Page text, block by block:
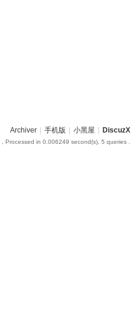
Archiver 手机版 小黑屋 DiscuzX
, Processed in 0.006249 second(s), 5 queries .